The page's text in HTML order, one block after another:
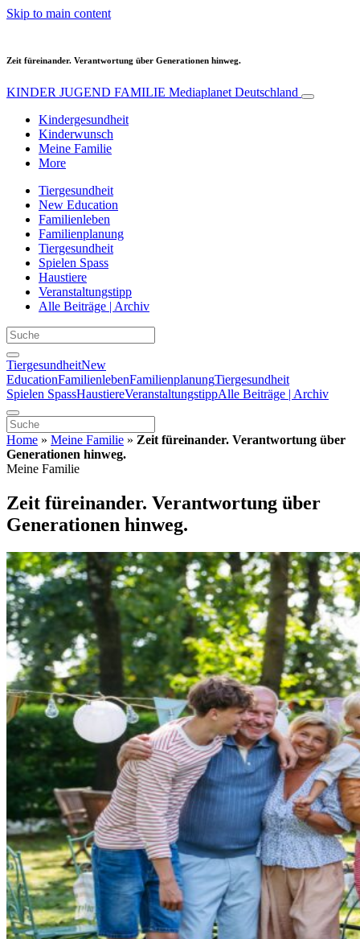
Skip to main content
Zeit füreinander. Verantwortung über Generationen hinweg.
KINDER JUGEND FAMILIE Mediaplanet Deutschland
Kindergesundheit
Kinderwunsch
Meine Familie
More
Tiergesundheit
New Education
Familienleben
Familienplanung
Tiergesundheit
Spielen Spass
Haustiere
Veranstaltungstipp
Alle Beiträge | Archiv
TiergesundheitNew
EducationFamilienlebenFamilienplanungTiergesundheit
Spielen SpassHaustiereVeranstaltungstippAlle Beiträge | Archiv
Home » Meine Familie » Zeit füreinander. Verantwortung über
Generationen hinweg.
Meine Familie
Zeit füreinander. Verantwortung über
Generationen hinweg.